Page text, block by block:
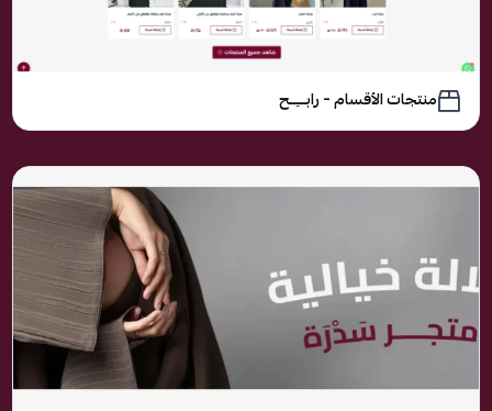
منتجات الأقسام – رابـــِــح